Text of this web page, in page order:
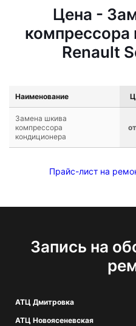
Цена -
компрессора
Renault
Наименование
Замена шкива
компрессора
кондиционера
Прайс-лист на
Запись на
АТЦ Дмитровка
АТЦ Новоясеневская